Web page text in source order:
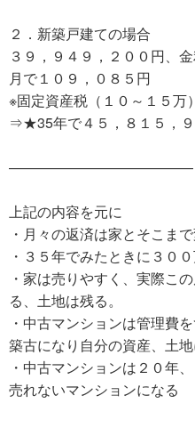
２．新築戸建ての場合
３９，９４９，２００円、
月で１０９，０８５円
※固定資産税（１０～１５万
⇒★35年で４５，８１５，
—————————————
上記の内容を元に
・月々の返済は家とそこま
・３５年でみたときに３０
・家は売りやすく、実際こ
る、土地は残る。
・中古マンションは管理費
築古になり自分の資産、土地
・中古マンションは２０年
売れないマンションになる